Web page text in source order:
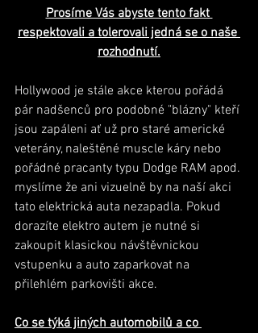
Prosíme Vás abyste tento fakt
respektovali a tolerovali jedná se o naše
rozhodnutí.
Hollywood je stále akce kterou pořádá
pár nadšenců pro podobné "blázny" kteří
jsou zapáleni ať už pro staré americké
veterány, naleštěné muscle káry nebo
pořádné pracanty typu Dodge RAM apod.
myslíme že ani vizuelně by na naší akci
tato elektrická auta nezapadla. Pokud
dorazíte elektro autem je nutné si
zakoupit klasickou návštěvnickou
vstupenku a auto zaparkovat na
přilehlém parkovišti akce.
Co se týká jiných automobilů a co